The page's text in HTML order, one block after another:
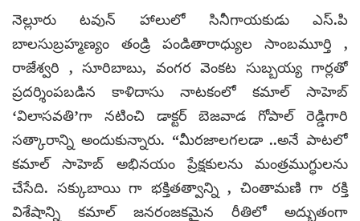
నెల్లూరు టవున్ హాలులో సినీగాయకుడు ఎస్‌.పి
బాలసుబ్రహ్మణ్యం తండ్రి పండితారాధ్యుల సాంబమూర్తి ,
రాజేశ్వరి , సూరిబాబు, వంగర వెంకట సుబ్బయ్య గార్లతో
ప్రదర్శింపబడిన కాళిదాసు నాటకంలో కమాల్ సాహెబ్
‘విలాసవతి’గా నటించి డాక్టర్ బెజవాడ గోపాల్ రెడ్డిగారి
సత్కారాన్ని అందుకున్నారు. “మీరజాలగలడా ..అనే పాటలో
కమాల్ సాహెబ్ అభినయం ప్రేక్షకులను మంత్రముగ్ధులను
చేసేది. సక్కుబాయి గా భక్తితత్వాన్ని , చింతామణి గా రక్తి
విశేషాన్ని కమాల్ జనరంజకమైన రీతిలో అద్భుతంగా